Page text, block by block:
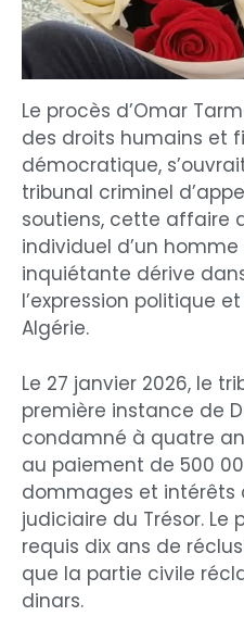
Le procès d’Omar
des droits humains et
démocratique,
tribunal criminel
soutiens, cette affaire
individuel d’un homme
inquiétante dérive
l’expression politique
Algérie.
Le 27 janvier 2026, le
première instance de
condamné à quatre
au paiement de 500
dommages et intérêts
judiciaire du Trésor.
requis dix ans de
que la partie civile
dinars.